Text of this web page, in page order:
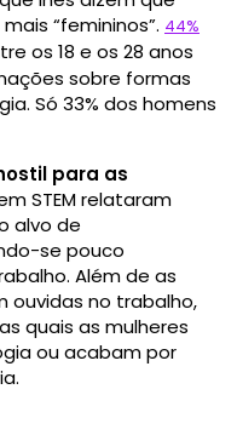
“femininos”. 44%
os 18 e os 28 anos
sobre formas
Só 33% dos homens
para as
STEM relataram
alvo de
se pouco
Além de as
ouvidas no trabalho,
quais as mulheres
ou acabam por